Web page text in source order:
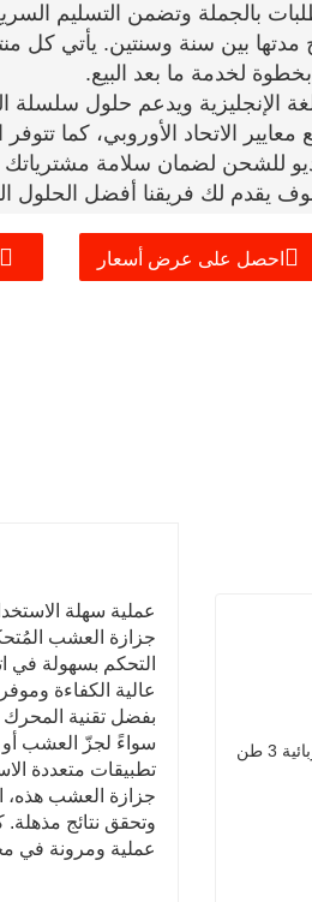
بالجملة وتضمن التسليم
بين سنة وسنتين. يأتي كل
لخدمة ما بعد البيع.
الإنجليزية ويدعم حلول سلسلة
معايير الاتحاد الأوروبي، كما
للشحن لضمان سلامة مشترياتك
يقدم لك فريقنا أفضل الحلول
احصل على عرض أسعار
عملية سهلة
جزازة العشب
التحكم بسهولة في
عالية الكفاءة
بفضل تقنية المحرك
سواءً لجزّ العشب أو
تطبيقات متعددة
جزازة العشب هذه،
وتحقق نتائج
عملية ومرونة في